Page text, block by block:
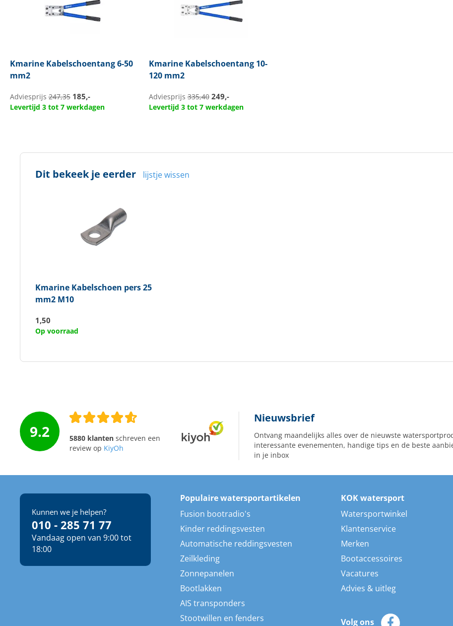
KmarineKabelschoentang 6-50
mm2
Adviesprijs247,35 185,-
Levertijd 3 tot 7 werkdagen
KmarineKabelschoentang 10-
120 mm2
Adviesprijs335,40 249,-
Levertijd 3 tot 7 werkdagen
Dit bekeek je eerder lijstje wissen
KmarineKabelschoen pers 25
mm2 M10
1,50
Op voorraad
9.2 5880 klantenschreven een
review op KiyOh
Nieuwsbrief
Ontvang maandelijks alles over de nieuwste
interessante evenementen, handige tips en de beste
in je inbox
Kunnen we je helpen?
010 - 285 71 77
Vandaag open van 9:00 tot
18:00
Populaire watersportartikelen
Fusion bootradio's
Kinder reddingsvesten
Automatische reddingsvesten
Zeilkleding
Zonnepanelen
Bootlakken
AIS transponders
Stootwillen en fenders
KOK watersport
Watersportwinkel
Klantenservice
Merken
Bootaccessoires
Vacatures
Advies & uitleg
Volg ons